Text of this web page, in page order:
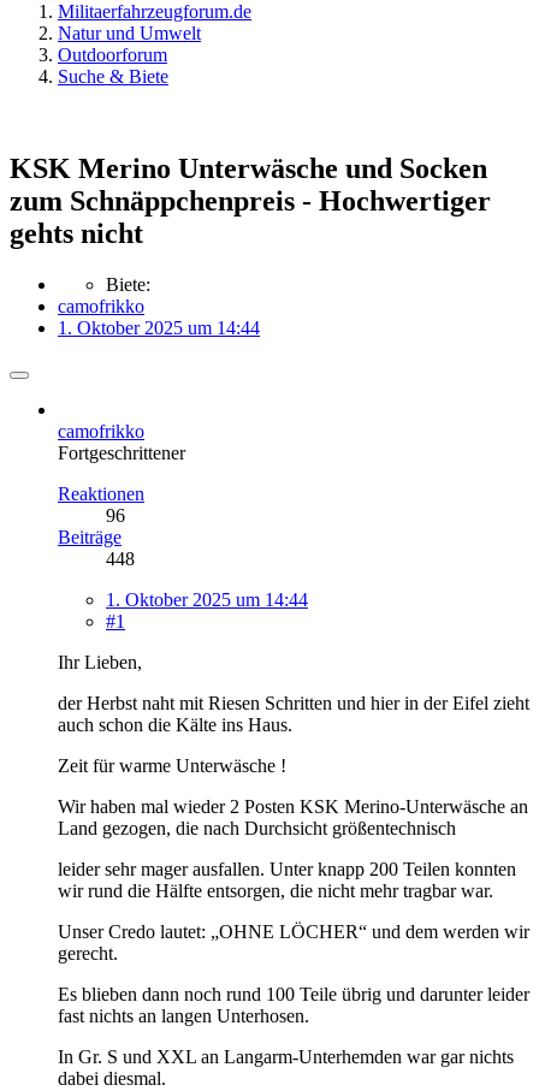
Militaerfahrzeugforum.de
Natur und Umwelt
Outdoorforum
Suche & Biete
KSK Merino Unterwäsche und Socken
zum Schnäppchenpreis - Hochwertiger
gehts nicht
Biete:
camofrikko
1. Oktober 2025 um 14:44
camofrikko
Fortgeschrittener
Reaktionen
96
Beiträge
448
1. Oktober 2025 um 14:44
#1
Ihr Lieben,
der Herbst naht mit Riesen Schritten und hier in der Eifel zieht
auch schon die Kälte ins Haus.
Zeit für warme Unterwäsche !
Wir haben mal wieder 2 Posten KSK Merino-Unterwäsche an
Land gezogen, die nach Durchsicht größentechnisch
leider sehr mager ausfallen. Unter knapp 200 Teilen konnten
wir rund die Hälfte entsorgen, die nicht mehr tragbar war.
Unser Credo lautet: „OHNE LÖCHER“ und dem werden wir
gerecht.
Es blieben dann noch rund 100 Teile übrig und darunter leider
fast nichts an langen Unterhosen.
In Gr. S und XXL an Langarm-Unterhemden war gar nichts
dabei diesmal.